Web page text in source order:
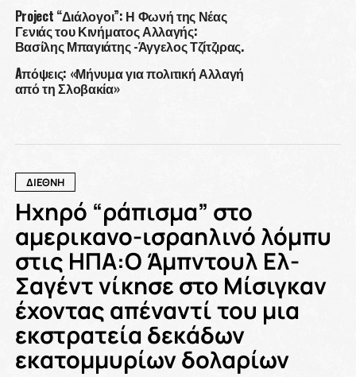
Project “Διάλογοι”: Η Φωνή της Νέας
Γενιάς του Κινήματος Αλλαγής:
Βασίλης Μπαγιάτης -Άγγελος Τζίτζιρας.
Aπόψεις: «Μήνυμα για πολιτική Αλλαγή
από τη Σλοβακία»
ΔΙΕΘΝΗ
Ηχηρό “ράπισμα” στο
αμερικανο-ισραηλινό λόμπυ
στις ΗΠΑ:Ο Άμπντουλ Ελ-
Σαγέντ νίκησε στο Μίσιγκαν
έχοντας απέναντί του μια
εκστρατεία δεκάδων
εκατομμυρίων δολαρίων